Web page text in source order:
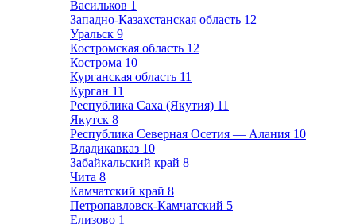
Васильков 1
Западно-Казахстанская область 12
Уральск 9
Костромская область 12
Кострома 10
Курганская область 11
Курган 11
Республика Саха (Якутия) 11
Якутск 8
Республика Северная Осетия — Алания 10
Владикавказ 10
Забайкальский край 8
Чита 8
Камчатский край 8
Петропавловск-Камчатский 5
Елизово 1